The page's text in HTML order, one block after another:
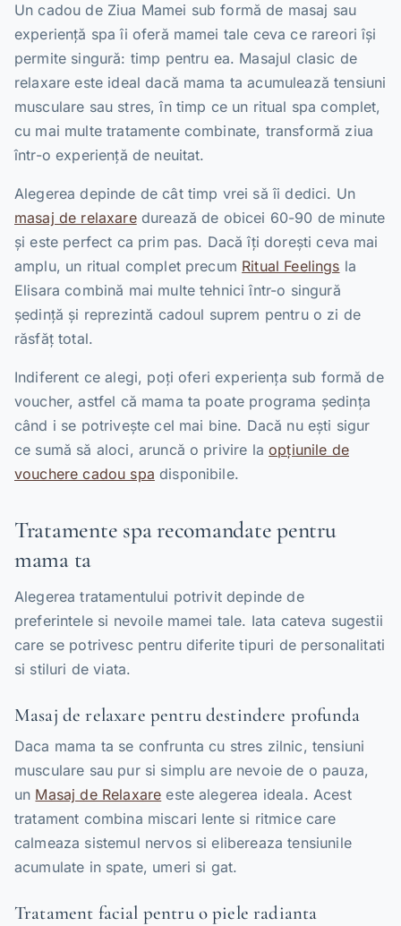
Un cadou de Ziua Mamei sub formă de masaj sau
experiență spa îi oferă mamei tale ceva ce rareori își
permite singură: timp pentru ea. Masajul clasic de
relaxare este ideal dacă mama ta acumulează tensiuni
musculare sau stres, în timp ce un ritual spa complet,
cu mai multe tratamente combinate, transformă ziua
într-o experiență de neuitat.
Alegerea depinde de cât timp vrei să îi dedici. Un
masaj de relaxaredurează de obicei 60-90 de minute
și este perfect ca prim pas. Dacă îți dorești ceva mai
amplu, un ritual complet precum Ritual Feelings la
Elisara combină mai multe tehnici într-o singură
ședință și reprezintă cadoul suprem pentru o zi de
răsfăț total.
Indiferent ce alegi, poți oferi experiența sub formă de
voucher, astfel că mama ta poate programa ședința
când i se potrivește cel mai bine. Dacă nu ești sigur
ce sumă să aloci, aruncă o privire laopțiunile de
vouchere cadou spa disponibile.
Tratamente spa recomandate pentru
mama ta
Alegerea tratamentului potrivit depinde de
preferintele si nevoile mamei tale. Iata cateva sugestii
care se potrivesc pentru diferite tipuri de personalitati
si stiluri de viata.
Masaj de relaxare pentru destindere profunda
Daca mama ta se confrunta cu stres zilnic, tensiuni
musculare sau pur si simplu are nevoie de o pauza,
un Masaj de Relaxare este alegerea ideala. Acest
tratament combina miscari lente si ritmice care
calmeaza sistemul nervos si elibereaza tensiunile
acumulate in spate, umeri si gat.
Tratament facial pentru o piele radianta